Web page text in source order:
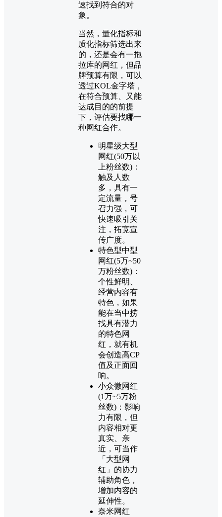
速找到符合的对
象。
当然，量化指标和
质化指标筛选出来
的，还是会有一拖
拉库的网红，但品
牌预算有限，可以
透过KOL金字塔，
在符合预算、又能
达成目的的前提
下，评估要找哪一
种网红合作。
明星级大型
网红(50万以
上粉丝数)：
触及人数
多，具有一
定流量，号
召力强，可
快速吸引关
注，拓宽宣
传广度。
特色型中型
网红(5万~50
万粉丝数)：
个性鲜明、
经营内容有
特色，如果
能在当中捞
找具有潜力
的特色网
红，就有机
会创造高CP
值及正面回
响。
小众微网红
(1万~5万粉
丝数)：影响
力有限，但
内容相对更
真实、亲
近，可当作
「大型网
红」的协力
辅助角色，
增加内容的
延伸性。
奈米网红